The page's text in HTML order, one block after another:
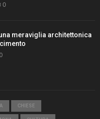
0
meraviglia architettonica
0
CHIESE